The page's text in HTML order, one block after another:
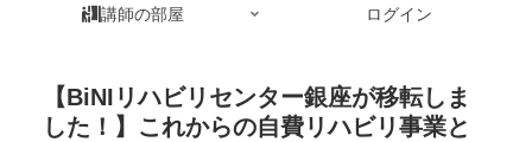
講師の部屋 ログイン
【BiNIリハビリセンター銀座が移転しま
した！】これからの自費リハビリ事業と